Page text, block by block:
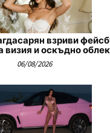
взриви
визия и оскъдно
06/08/2026